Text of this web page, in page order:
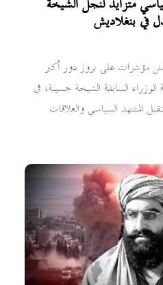
في بنغلاديش
مؤشرات على بروز دور أكبر
السابقة الشيخة حسينة، في
المشهد السياسي والعلاقات